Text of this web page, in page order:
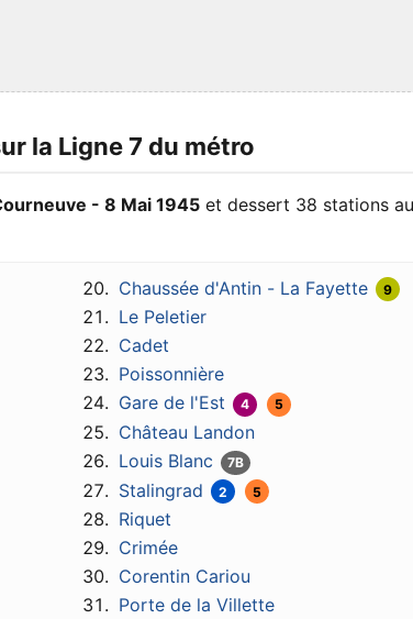
la Ligne 7 du métro
- 8 Mai 1945 et dessert 38 stations
Chaussée d'Antin - La Fayette 9
Le Peletier
Cadet
Poissonnière
Gare de l'Est
4 5
Château Landon
Louis Blanc
7B
Stalingrad 2 5
Riquet
Crimée
Corentin Cariou
Porte de la Villette